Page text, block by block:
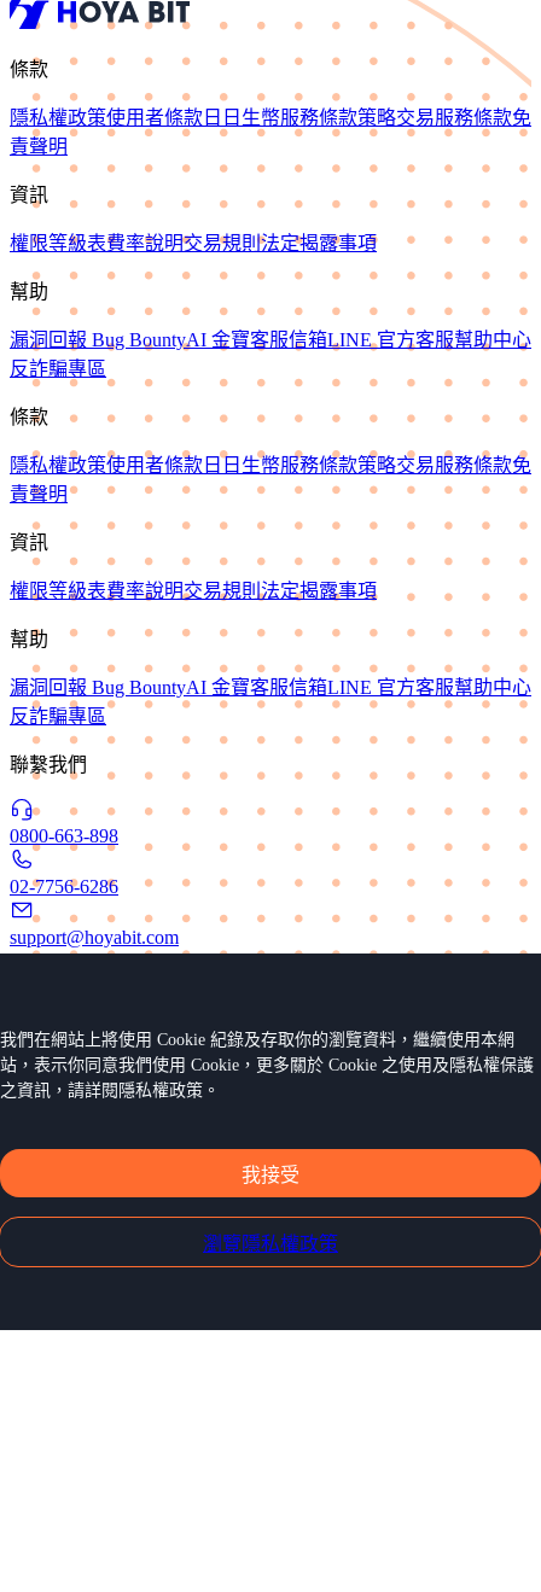
條款
隱私權政策使用者條款 日日生幣服務條款策略交易服務條款免
責聲明
資訊
權限等級表費率說明交易規則法定揭露事項
幫助
漏洞回報 Bug BountyAI 金寶客服信箱LINE 官方客服幫助中心
反詐騙專區
條款
隱私權政策使用者條款 日日生幣服務條款策略交易服務條款免
責聲明
資訊
權限等級表費率說明交易規則法定揭露事項
幫助
漏洞回報 Bug BountyAI 金寶客服信箱LINE 官方客服幫助中心
反詐騙專區
聯繫我們
0800-663-898
02-7756-6286
support@hoyabit.com
我們在網站上將使用 Cookie 紀錄及存取你的瀏覽資料，繼續使用本網
站，表示你同意我們使用 Cookie，更多關於 Cookie 之使用及隱私權保護
之資訊，請詳閱隱私權政策。
我接受
瀏覽隱私權政策